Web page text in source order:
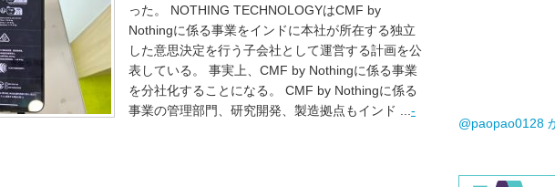
った。 NOTHING TECHNOLOGYはCMF by
Nothingに係る事業をインドに本社が所在する独立
した意思決定を行う子会社として運営する計画を公
表している。 事実上、CMF by Nothingに係る事業
を分社化することになる。 CMF by Nothingに係る
事業の管理部門、研究開発、製造拠点もインド ... -
@paopao0128